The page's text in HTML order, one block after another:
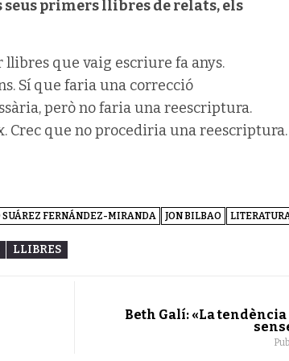
seus primers llibres de relats, els
que vaig escriure fa anys.
Sí que faria una correcció
però no faria una reescriptura.
Crec que no procediria una reescriptura.
SUÁREZ FERNÁNDEZ-MIRANDA JON BILBAO
LLIBRES
Beth Galí: «La